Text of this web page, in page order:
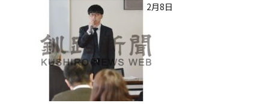
2月8日